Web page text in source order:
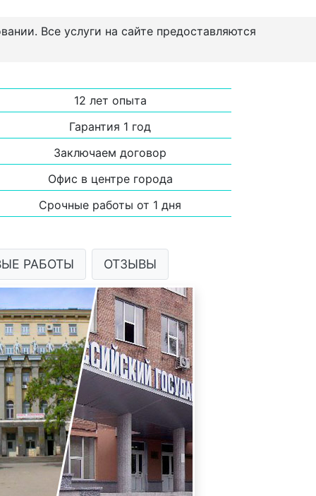
Все услуги на сайте предоставляются
12 лет опыта
Гарантия 1 год
Заключаем договор
Офис в центре города
Срочные работы от 1 дня
РАБОТЫ ОТЗЫВЫ